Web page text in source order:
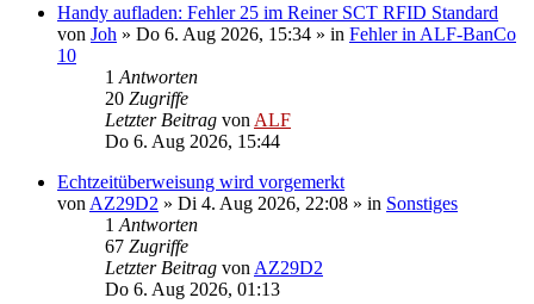
Handy aufladen: Fehler 25 im Reiner SCT RFID Standard
von Joh » Do 6. Aug 2026, 15:34 » in Fehler in ALF-BanCo
10
1 Antworten
20 Zugriffe
Letzter Beitrag von ALF
Do 6. Aug 2026, 15:44
Echtzeitüberweisung wird vorgemerkt
von AZ29D2 » Di 4. Aug 2026, 22:08 » in Sonstiges
1 Antworten
67 Zugriffe
Letzter Beitrag von AZ29D2
Do 6. Aug 2026, 01:13